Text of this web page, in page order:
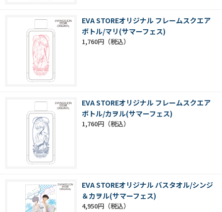
EVA STOREオリジナル フレームスクエア
ボトル/マリ(サマーフェス)
1,760円
EVA STOREオリジナル フレームスクエア
ボトル/カヲル(サマーフェス)
1,760円
EVA STOREオリジナル バスタオル/シンジ
＆カヲル(サマーフェス)
4,950円